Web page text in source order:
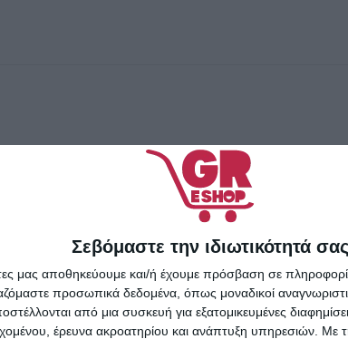
Σεβόμαστε την ιδιωτικότητά σας
μας αποθηκεύουμε και/ή έχουμε πρόσβαση σε
προσωπικά δεδομένα, όπως μοναδικοί
από μια συσκευή για εξατομικευμένες
έρευνα ακροατηρίου και ανάπτυξη υπηρεσιών. Με